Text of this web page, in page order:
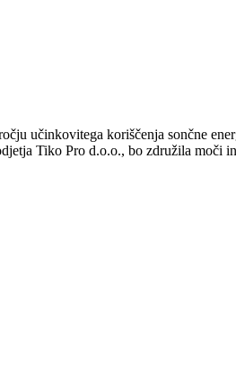
učinkovitega koriščenja sončne
Tiko Pro d.o.o., bo združila moči